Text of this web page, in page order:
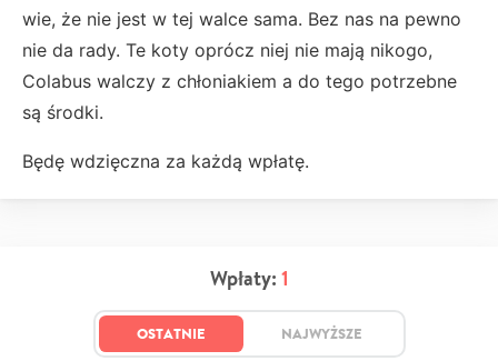
wie, że nie jest w tej walce sama. Bez nas na pewno
nie da rady. Te koty oprócz niej nie mają nikogo,
Colabus walczy z chłoniakiem a do tego potrzebne
są środki.
Będę wdzięczna za każdą wpłatę.
Wpłaty: 1
OSTATNIE NAJWYŻSZE